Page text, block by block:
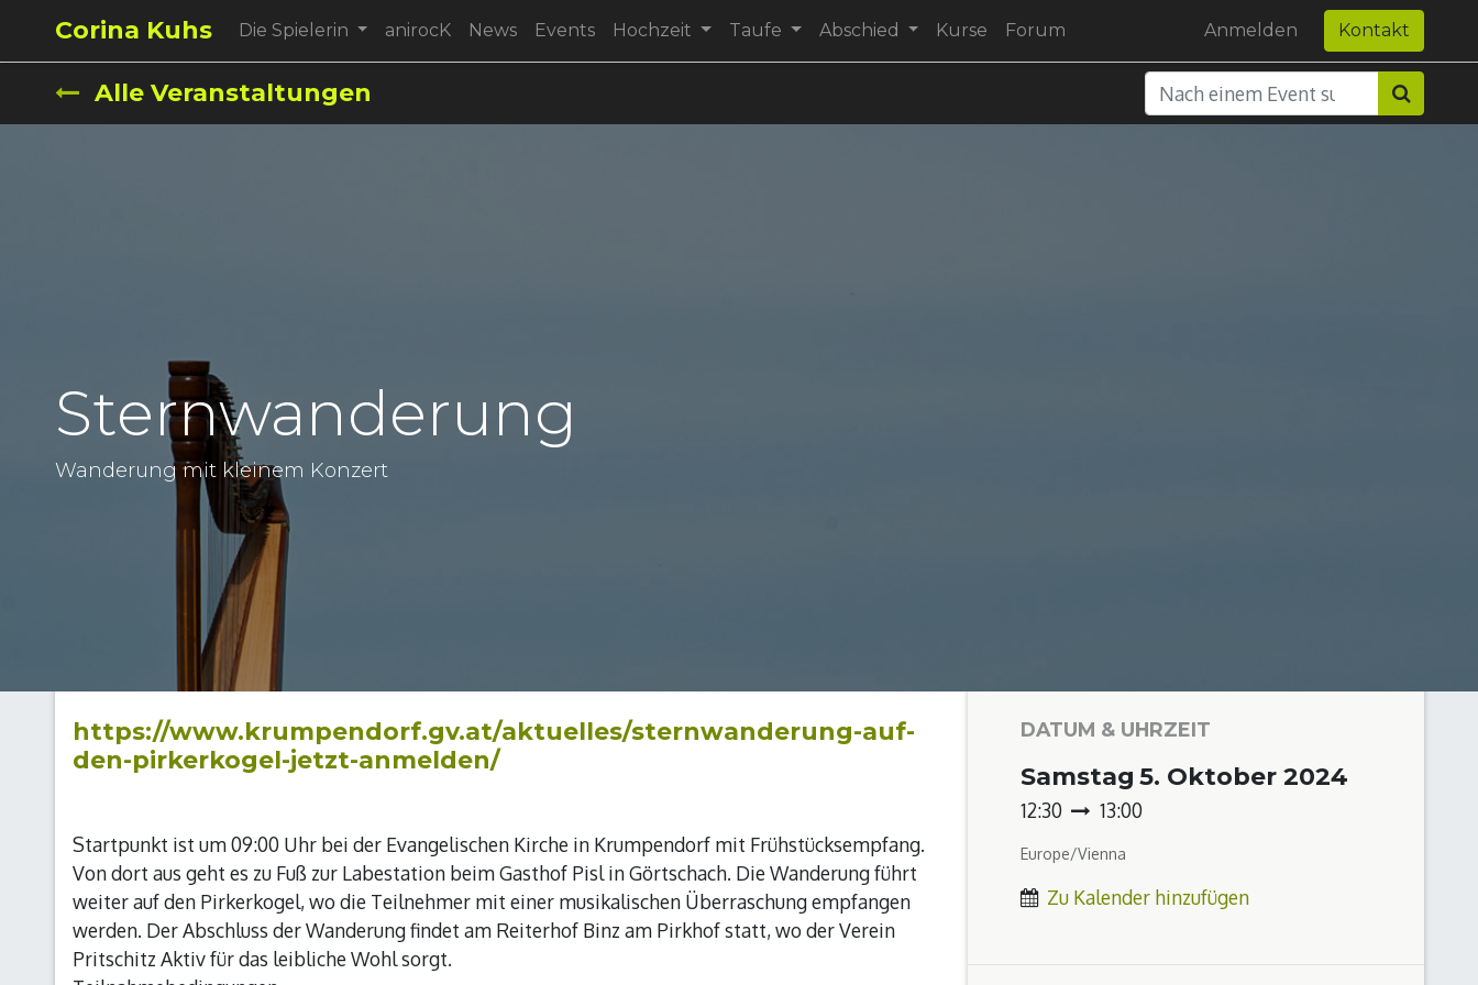
Corina Kuhs Die Spielerin anirocK News Events Hochzeit Taufe Abschied Kurse Forum Anmelden Kontakt
Alle Veranstaltungen
Sternwanderung
Wanderung mit kleinem Konzert
https://www.krumpendorf.gv.at/aktuelles/sternwanderung-auf-
den-pirkerkogel-jetzt-anmelden/
Startpunkt ist um 09:00 Uhr bei der Evangelischen Kirche in Krumpendorf mit Frühstücksempfang.
Von dort aus geht es zu Fuß zur Labestation beim Gasthof Pisl in Görtschach. Die Wanderung führt
weiter auf den Pirkerkogel, wo die Teilnehmer mit einer musikalischen Überraschung empfangen
werden. Der Abschluss der Wanderung findet am Reiterhof Binz am Pirkhof statt, wo der Verein
Pritschitz Aktiv für das leibliche Wohl sorgt.
DATUM & UHRZEIT
Samstag 5. Oktober 2024
12:30 13:00
Europe/Vienna
Zu Kalender hinzufügen